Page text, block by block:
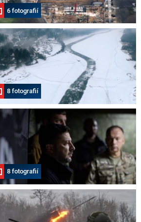
6 fotografií
8 fotografií
8 fotografií